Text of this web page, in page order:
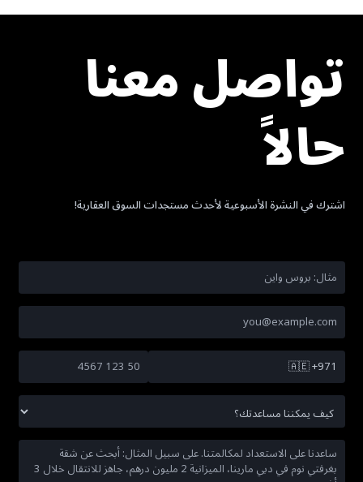
تواصل معنا
حالاً
اشترك في النشرة الأسبوعية لأحدث مستجدات السوق العقارية!
🇦🇪+971